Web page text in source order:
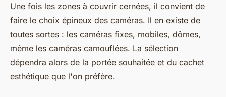
Une fois les zones à couvrir cernées, il convient de
faire le choix épineux des caméras. Il en existe de
toutes sortes : les caméras fixes, mobiles, dômes,
même les caméras camouflées. La sélection
dépendra alors de la portée souhaitée et du cachet
esthétique que l'on préfère.